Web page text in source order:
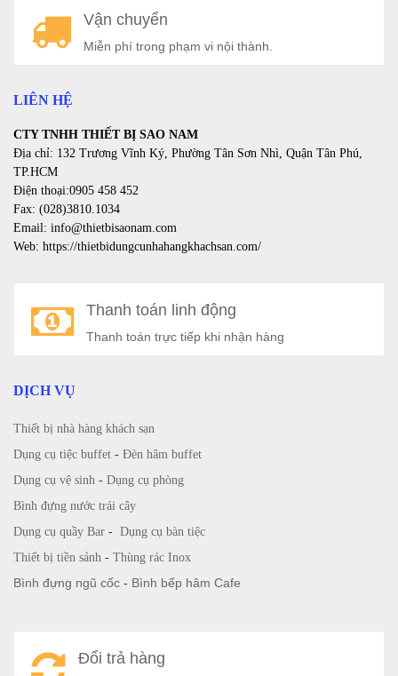
Vận chuyển
Miễn phí trong phạm vi nội thành.
LIÊN HỆ
CTY TNHH THIẾT BỊ SAO NAM
Địa chỉ: 132 Trương Vĩnh Ký, Phường Tân Sơn Nhì, Quận Tân Phú,
TP.HCM
Điện thoại:0905 458 452
Fax: (028)3810.1034
Email: info@thietbisaonam.com
Web: https://thietbidungcunhahangkhachsan.com/
Thanh toán linh động
Thanh toán trực tiếp khi nhận hàng
DỊCH VỤ
Thiết bị nhà hàng khách sạn
Dụng cụ tiệc buffet - Đèn hâm buffet
Dụng cụ vệ sinh - Dụng cụ phòng
Bình đựng nước trái cây
Dụng cụ quầy Bar - Dụng cụ bàn tiệc
Thiết bị tiền sảnh - Thùng rác Inox
Bình đựng ngũ cốc - Bình bếp hâm Cafe
Đổi trả hàng